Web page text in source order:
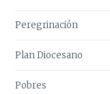
Peregrinación
Plan Diocesano
Pobres